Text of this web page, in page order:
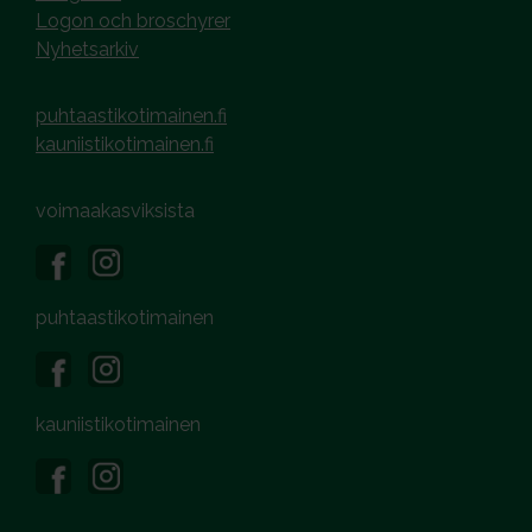
Logon och broschyrer
Nyhetsarkiv
puhtaastikotimainen.fi
kauniistikotimainen.fi
voimaakasviksista
puhtaastikotimainen
kauniistikotimainen